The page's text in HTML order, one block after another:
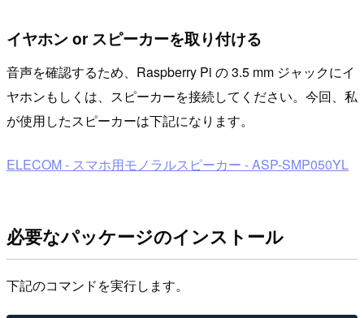
イヤホン or スピーカーを取り付ける
音声を確認するため、Raspberry Pi の 3.5 mm ジャックにイ
ヤホンもしくは、スピーカーを接続してください。今回、私
が使用したスピーカーは下記になります。
ELECOM - スマホ用モノラルスピーカー - ASP-SMP050YL
必要なパッケージのインストール
下記のコマンドを実行します。